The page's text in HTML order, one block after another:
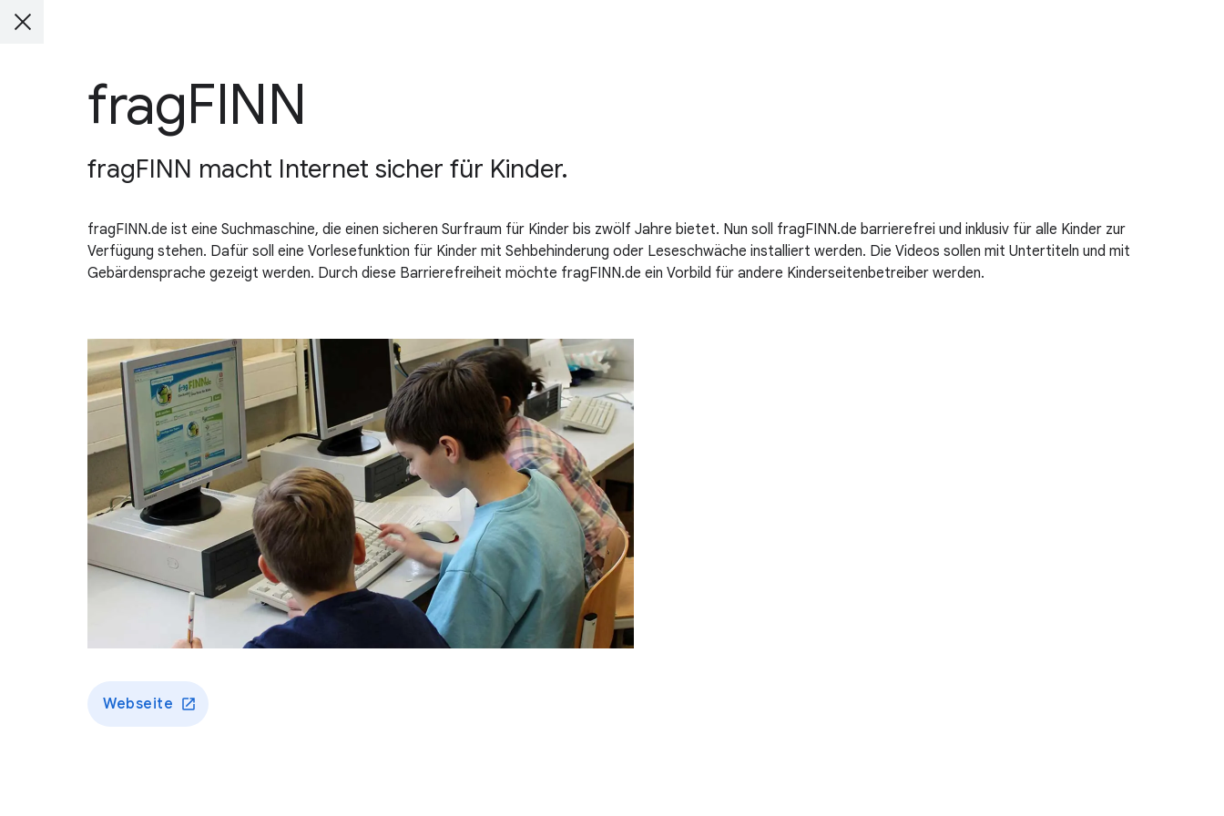
fragFINN
fragFINN macht Internet sicher für Kinder.
fragFINN.de ist eine Suchmaschine, die einen sicheren Surfraum für Kinder bis zwölf Jahre bietet. Nun soll fragFINN.de barrierefrei und inklusiv für alle Kinder zur
Verfügung stehen. Dafür soll eine Vorlesefunktion für Kinder mit Sehbehinderung oder Leseschwäche installiert werden. Die Videos sollen mit Untertiteln und mit
Gebärdensprache gezeigt werden. Durch diese Barrierefreiheit möchte fragFINN.de ein Vorbild für andere Kinderseitenbetreiber werden.
Webseite